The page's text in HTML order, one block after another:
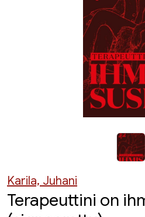
Karila, Juhani
Terapeuttini on